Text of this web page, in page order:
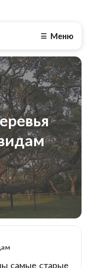
☰ Меню
самые старые